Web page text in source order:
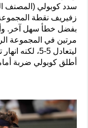
سدد كوبولي (المصنف
زفيريف نقطة
بفضل خطأ سهل آخر.
مرتين في المجموعة
ليتعادل 5-
أطلق كوبولي ضربة